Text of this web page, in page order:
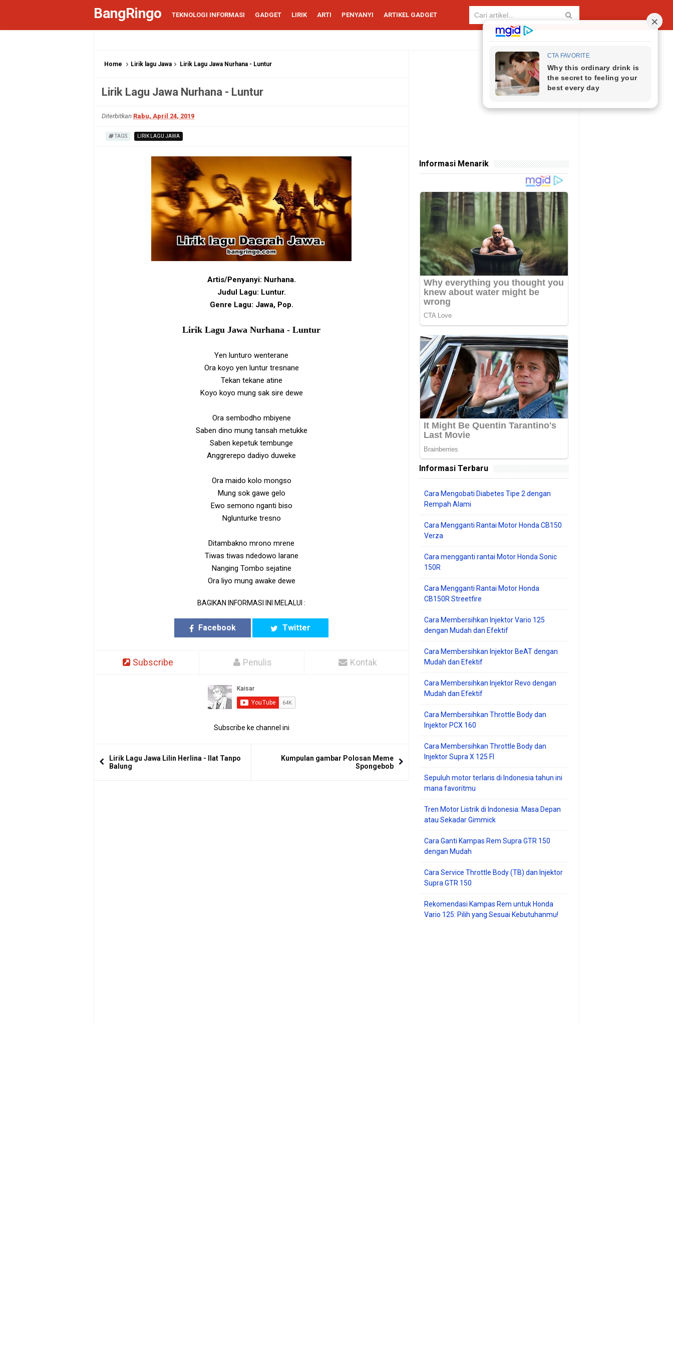
BangRingo TEKNOLOGI INFORMASI GADGET LIRIK ARTI PENYANYI ARTIKEL GADGET
Home Lirik lagu Jawa Lirik Lagu Jawa Nurhana - Luntur
Lirik Lagu Jawa Nurhana - Luntur
Diterbitkan Rabu, April 24, 2019
TAGS LIRIK LAGU JAWA
Artis/Penyanyi: Nurhana.
Judul Lagu: Luntur.
Genre Lagu: Jawa, Pop.
Lirik Lagu Jawa Nurhana - Luntur
Yen lunturo wenterane
Ora koyo yen luntur tresnane
Tekan tekane atine
Koyo koyo mung sak sire dewe
Ora sembodho mbiyene
Saben dino mung tansah metukke
Saben kepetuk tembunge
Anggrerepo dadiyo duweke
Ora maido kolo mongso
Mung sok gawe gelo
Ewo semono nganti biso
Nglunturke tresno
Ditambakno mrono mrene
Tiwas tiwas ndedowo larane
Nanging Tombo sejatine
Ora liyo mung awake dewe
BAGIKAN INFORMASI INI MELALUI :
Facebook Twitter
Subscribe Penulis Kontak
Subscribe ke channel ini
Lirik Lagu Jawa Lilin Herlina - Ilat Tanpo
Balung
Kumpulan gambar Polosan Meme
Spongebob
Informasi Menarik
Informasi Terbaru
Cara Mengobati Diabetes Tipe 2 dengan
Rempah Alami
Cara Mengganti Rantai Motor Honda CB150
Verza
Cara mengganti rantai Motor Honda Sonic
150R
Cara Mengganti Rantai Motor Honda
CB150R Streetfire
Cara Membersihkan Injektor Vario 125
dengan Mudah dan Efektif
Cara Membersihkan Injektor BeAT dengan
Mudah dan Efektif
Cara Membersihkan Injektor Revo dengan
Mudah dan Efektif
Cara Membersihkan Throttle Body dan
Injektor PCX 160
Cara Membersihkan Throttle Body dan
Injektor Supra X 125 FI
Sepuluh motor terlaris di Indonesia tahun ini
mana favoritmu
Tren Motor Listrik di Indonesia: Masa Depan
atau Sekadar Gimmick
Cara Ganti Kampas Rem Supra GTR 150
dengan Mudah
Cara Service Throttle Body (TB) dan Injektor
Supra GTR 150
Rekomendasi Kampas Rem untuk Honda
Vario 125: Pilih yang Sesuai Kebutuhanmu!